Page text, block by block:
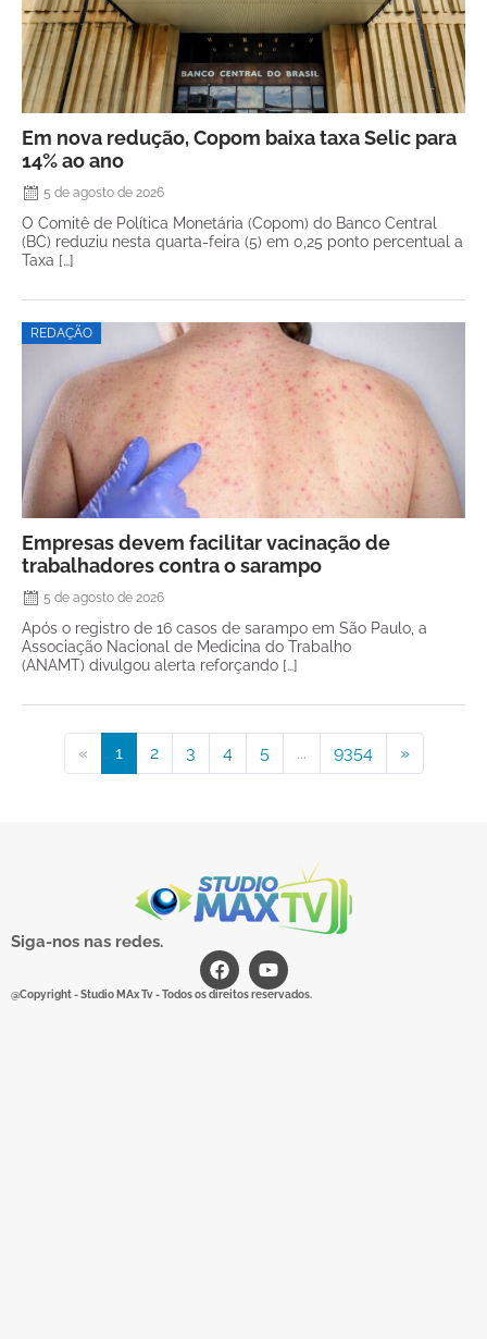
Em nova redução, Copom baixa taxa Selic para
14% ao ano
5 de agosto de 2026
O Comitê de Política Monetária (Copom) do Banco Central
(BC) reduziu nesta quarta-feira (5) em 0,25 ponto percentual a
Taxa […]
REDAÇÃO
Empresas devem facilitar vacinação de
trabalhadores contra o sarampo
5 de agosto de 2026
Após o registro de 16 casos de sarampo em São Paulo, a
Associação Nacional de Medicina do Trabalho
(ANAMT) divulgou alerta reforçando […]
« 1 2 3 4 5 ... 9354 »
Siga-nos nas redes.
@Copyright - Studio MAx Tv - Todos os direitos reservados.